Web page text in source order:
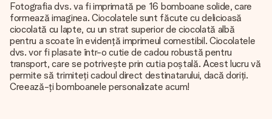
Fotografia dvs. va fi imprimată pe 16 bomboane solide, care
formează imaginea. Ciocolatele sunt făcute cu delicioasă
ciocolată cu lapte, cu un strat superior de ciocolată albă
pentru a scoate în evidență imprimeul comestibil. Ciocolatele
dvs. vor fi plasate într-o cutie de cadou robustă pentru
transport, care se potrivește prin cutia poștală. Acest lucru vă
permite să trimiteți cadoul direct destinatarului, dacă doriți.
Creează-ți bomboanele personalizate acum!